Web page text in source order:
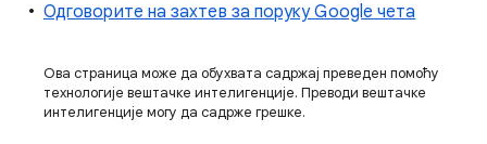
Одговорите на захтев за поруку Google чета
Ова страница може да обухвата садржај преведен помоћу
технологије вештачке интелигенције. Преводи вештачке
интелигенције могу да садрже грешке.